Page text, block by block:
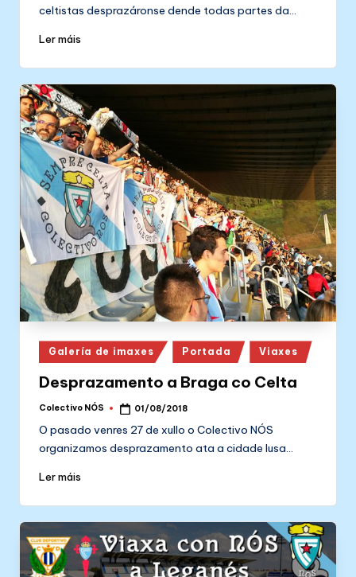
celtistas desprazáronse dende todas partes da…
Ler máis
Posted
in
Galería de imaxes Portada Viaxes
Desprazamento a Braga co Celta
Posted
Colectivo NÓS 01/08/2018
O pasado venres 27 de xullo o Colectivo NÓS
organizamos desprazamento ata a cidade lusa…
Ler máis